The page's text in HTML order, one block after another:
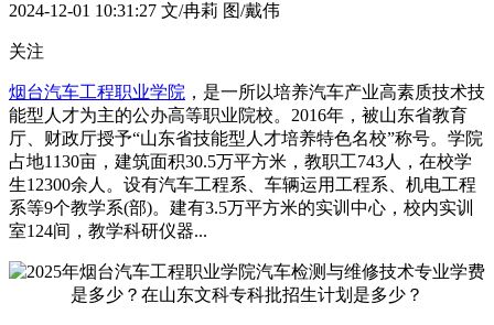
2024-12-01 10:31:27 文/冉莉 图/戴伟
关注
烟台汽车工程职业学院 ，是一所以培养汽车产业高素质技术技
能型人才为主的公办高等职业院校。2016年，被山东省教育
厅、财政厅授予“山东省技能型人才培养特色名校”称号。学院
占地1130亩，建筑面积30.5万平方米，教职工743人，在校学
生12300余人。设有汽车工程系、车辆运用工程系、机电工程
系等9个教学系(部)。建有3.5万平方米的实训中心，校内实训
室124间，教学科研仪器...